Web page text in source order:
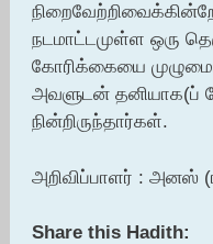
நடமாட்டமுள்ள ஒரு
கோரிக்கையை
அவளுடன் தனியாக(ப்
நின்றிருந்தார்கள்.
அறிவிப்பாளர் : அனஸ்
Share this Hadith: